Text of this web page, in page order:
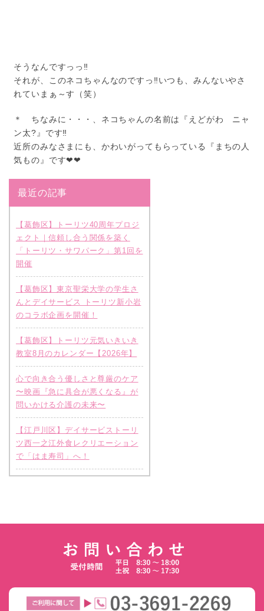
そうなんですっっ‼
それが、このネコちゃんなのですっ‼いつも、みんないやさ
れていまぁ～す（笑）
＊ ちなみに・・・、ネコちゃんの名前は『えどがわ ニャ
ン太?』です‼
近所のみなさまにも、かわいがってもらっている『まちの人
気もの』です❤❤
最近の記事
【葛飾区】トーリツ40周年プロジ
ェクト｜信頼し合う関係を築く
「トーリツ・サワパーク」第1回を
開催
【葛飾区】東京聖栄大学の学生さ
んとデイサービス トーリツ新小岩
のコラボ企画を開催！
【葛飾区】トーリツ元気いきいき
教室8月のカレンダー【2026年】
心で向き合う優しさと尊厳のケア
〜映画『急に具合が悪くなる』が
問いかける介護の未来〜
【江戸川区】デイサービストーリ
ツ西一之江外食レクリエーション
で「はま寿司」へ！